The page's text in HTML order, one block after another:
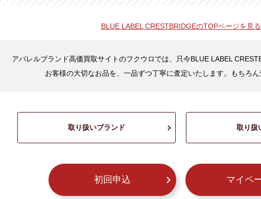
BLUE LABEL CRESTBRIDGEのTOPページを見る
アパレルブランド高価買取サイトのフクウロでは、只今BLUE LABEL
お客様の大切なお品を、一品ずつ丁寧に査定いたします。もちろん
取り扱いブランド 取り扱
初回申込 マイペ